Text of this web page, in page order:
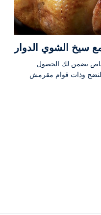
سيخ الشوي الدوار
خاص يضمن لك الحصول
وذات قوام مقرمش